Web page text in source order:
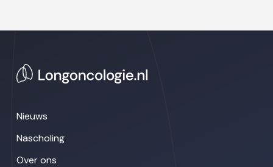
Nieuws
Nascholing
Over ons